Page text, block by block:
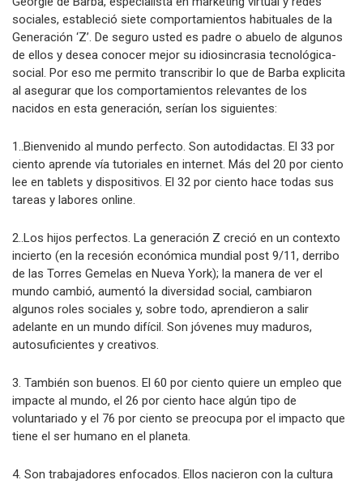
sociales, estableció siete comportamientos habituales de la
Generación ‘Z’. De seguro usted es padre o abuelo de algunos
de ellos y desea conocer mejor su idiosincrasia tecnológica-
social. Por eso me permito transcribir lo que de Barba explicita
al asegurar que los comportamientos relevantes de los
nacidos en esta generación, serían los siguientes:
1..Bienvenido al mundo perfecto. Son autodidactas. El 33 por
ciento aprende vía tutoriales en internet. Más del 20 por ciento
lee en tablets y dispositivos. El 32 por ciento hace todas sus
tareas y labores online.
2..Los hijos perfectos. La generación Z creció en un contexto
incierto (en la recesión económica mundial post 9/11, derribo
de las Torres Gemelas en Nueva York); la manera de ver el
mundo cambió, aumentó la diversidad social, cambiaron
algunos roles sociales y, sobre todo, aprendieron a salir
adelante en un mundo difícil. Son jóvenes muy maduros,
autosuficientes y creativos.
3. También son buenos. El 60 por ciento quiere un empleo que
impacte al mundo, el 26 por ciento hace algún tipo de
voluntariado y el 76 por ciento se preocupa por el impacto que
tiene el ser humano en el planeta.
4. Son trabajadores enfocados. Ellos nacieron con la cultura